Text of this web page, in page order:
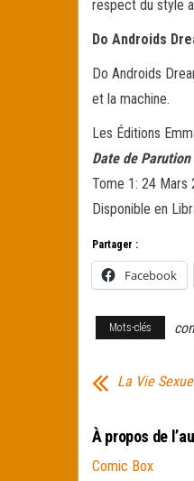
respect du style
Do Androids
Do Androids
et la machine.
Les Éditions
Date de Parution
Tome 1: 24 Mars
Disponible en
Partager :
Facebook
Mots-clés
La Vie
À propos de
Comic Box